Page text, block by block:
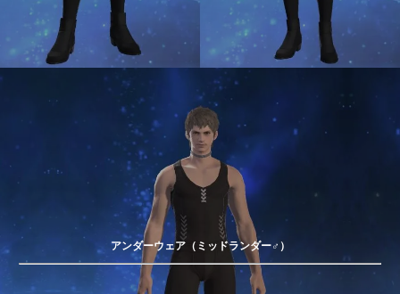
アンダーウェア（ミッドランダー♂）